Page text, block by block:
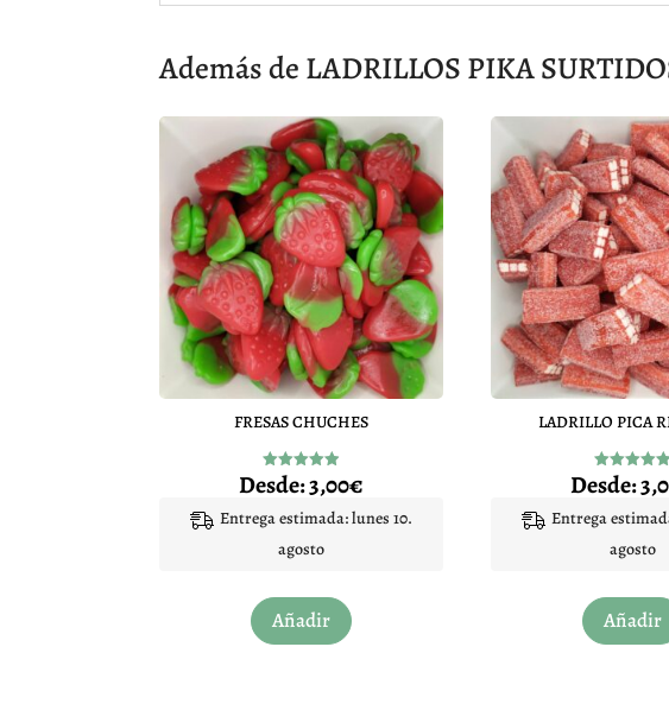
Además de LADRILLOS PIKA
FRESAS CHUCHES
Valorado
con
de 5
Desde:3,00€
Entrega estimada: lunes 10.
agosto
Añadir
producto
LADRILLO PICA
Valorado
con
de 5
Desde:
Entrega
agosto
Añadir